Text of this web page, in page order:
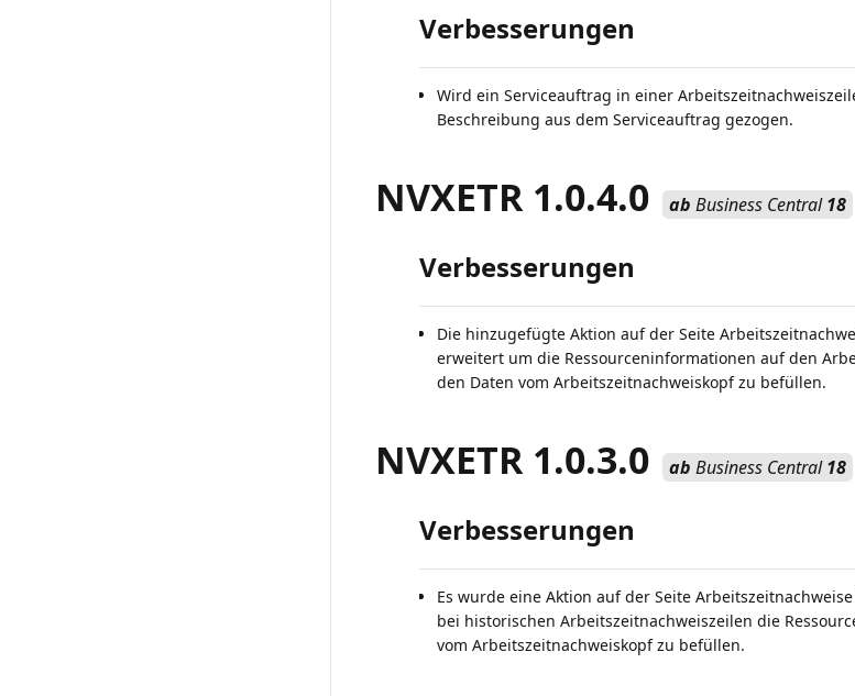
Verbesserungen
Wird ein Serviceauftrag in einer
Beschreibung aus dem Serviceauftrag gezogen.
NVXETR 1.0.4.0 ab Business Central18
Verbesserungen
Die hinzugefügte Aktion auf der Seite
erweitert um die Ressourceninformationen auf den
den Daten vom Arbeitszeitnachweiskopf zu befüllen.
NVXETR 1.0.3.0 ab Business Central18
Verbesserungen
Es wurde eine Aktion auf der Seite
bei historischen Arbeitszeitnachweiszeilen die
vom Arbeitszeitnachweiskopf zu befüllen.